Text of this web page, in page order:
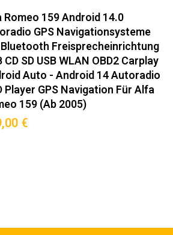
nach ISO 10487-2
Decoder für Bordcomputer-Anzeige
in Wagenfarbe
am Armaturenbrett nötig
(Max. 4 Kameras)
Echtzeit-Fahrzeugdaten
Romeo 159 Android 14.0
GPS Navigationsysteme
Freisprecheinrichtung
CD SD USB WLAN OBD2 Carplay
Auto - Android 14 Autoradio
Player GPS Navigation Für Alfa
159 (Ab 2005)
€